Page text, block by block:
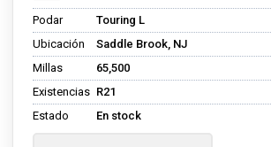
Podar
Touring L
Ubicación
Saddle Brook, NJ
Millas
65,500
Existencias R21
Estado
En stock